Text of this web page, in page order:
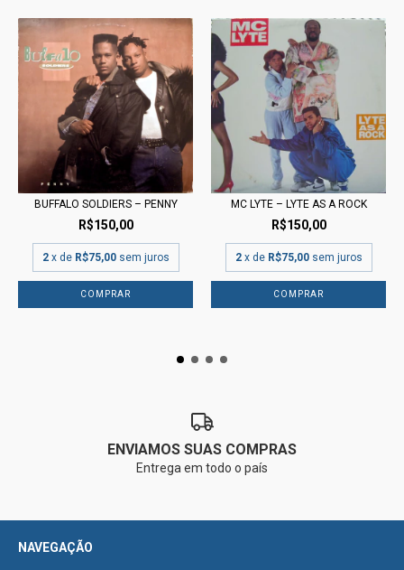
BUFFALO SOLDIERS ‎– PENNY
R$150,00
2 x de R$75,00 sem juros
MC LYTE ‎– LYTE AS A ROCK
R$150,00
2 x de R$75,00 sem juros
ENVIAMOS SUAS COMPRAS
Entrega em todo o país
NAVEGAÇÃO